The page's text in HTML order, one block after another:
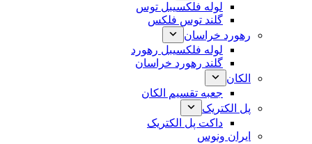
لوله فلکسیبل توس
گلند توس فلکس
رهورد خراسان
لوله فلکسیبل رهورد
گلند رهورد خراسان
الکان
جعبه تقسیم الکان
پل الکتریک
داکت پل الکتریک
ایران ونوس